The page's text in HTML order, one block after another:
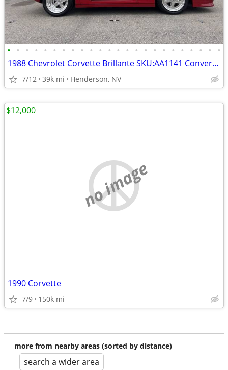
• • • • • • • • • • • • • • • • • • • • • • • •
1988 Chevrolet Corvette Brillante SKU:AA1141 Convertible
7/12 39k mi Henderson, NV
no image
1990 Corvette
7/9 150k mi
$12,000
more from nearby areas (sorted by distance)
search a wider area